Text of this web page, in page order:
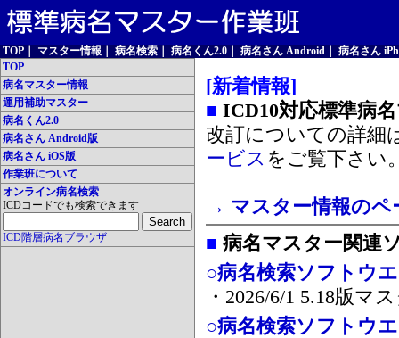
TOP マスター情報 病名検索 病名くん2.0 病名さん Android
病名さん
TOP
病名マスター情報
運用補助マスター
病名くん2.0
病名さん Android版
病名さん iOS版
作業班について
オンライン病名検索
ICDコードでも検索できます
ICD階層病名ブラウザ
[新着情報]
■ ICD10対応標準病
改訂についての詳細
ービス をご覧下さい
→ マスター情報のペ
■ 病名マスター関連
○病名検索ソフトウ
・2026/6/1 5.18版マ
○病名検索ソフトウ